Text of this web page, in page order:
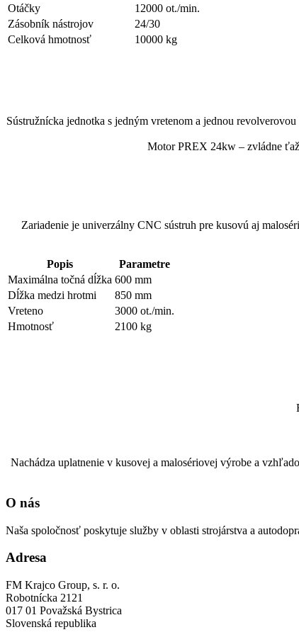
Otáčky
12000 ot./min.
Zásobník nástrojov
24/30
Celková hmotnosť
10000 kg
Sústružnícka jednotka s jedným vretenom a jednou
Motor PREX 24kw – zvládne
Zariadenie je univerzálny CNC sústruh pre kusovú aj
Popis
Parametre
Maximálna točná dĺžka 600 mm
Dĺžka medzi hrotmi
850 mm
Vreteno
3000 ot./min.
Hmotnosť
2100 kg
Nachádza uplatnenie v kusovej a malosériovej výrobe a
O nás
Naša spoločnosť poskytuje služby v oblasti strojárstva a
Adresa
FM Krajco Group, s. r. o.
Robotnícka 2121
017 01 Považská Bystrica
Slovenská republika